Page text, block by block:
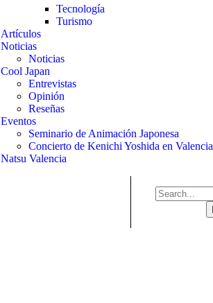
Tecnología
Turismo
Artículos
Noticias
Noticias
Cool Japan
Entrevistas
Opinión
Reseñas
Eventos
Seminario de Animación Japonesa
Concierto de Kenichi Yoshida en Valencia
Natsu Valencia